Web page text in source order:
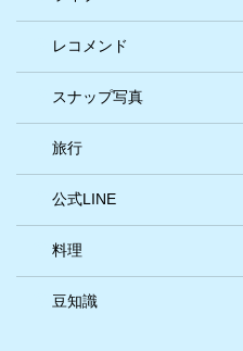
レコメンド
スナップ写真
旅行
公式LINE
料理
豆知識